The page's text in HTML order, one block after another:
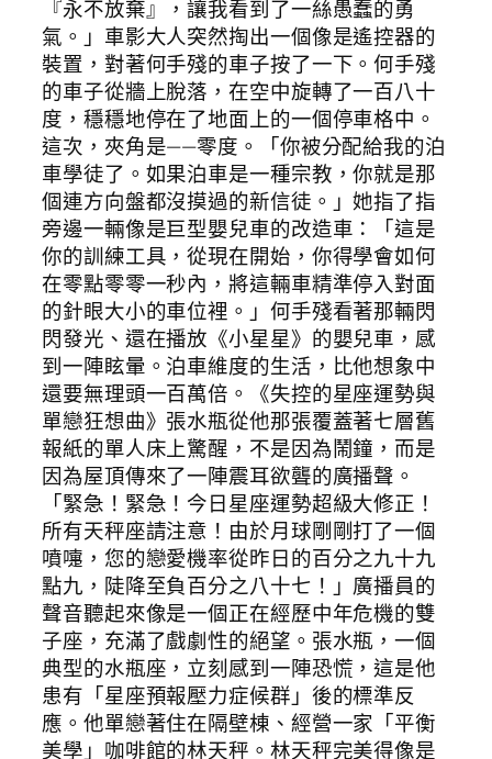
『永不放棄』，讓我看到了一絲愚蠢的勇
氣。」車影大人突然掏出一個像是遙控器的
裝置，對著何手殘的車子按了一下。何手殘
的車子從牆上脫落，在空中旋轉了一百八十
度，穩穩地停在了地面上的一個停車格中。
這次，夾角是——零度。「你被分配給我的泊
車學徒了。如果泊車是一種宗教，你就是那
個連方向盤都沒摸過的新信徒。」她指了指
旁邊一輛像是巨型嬰兒車的改造車：「這是
你的訓練工具，從現在開始，你得學會如何
在零點零零一秒內，將這輛車精準停入對面
的針眼大小的車位裡。」何手殘看著那輛閃
閃發光、還在播放《小星星》的嬰兒車，感
到一陣眩暈。泊車維度的生活，比他想象中
還要無理頭一百萬倍。《失控的星座運勢與
單戀狂想曲》張水瓶從他那張覆蓋著七層舊
報紙的單人床上驚醒，不是因為鬧鐘，而是
因為屋頂傳來了一陣震耳欲聾的廣播聲。
「緊急！緊急！今日星座運勢超級大修正！
所有天秤座請注意！由於月球剛剛打了一個
噴嚏，您的戀愛機率從昨日的百分之九十九
點九，陡降至負百分之八十七！」廣播員的
聲音聽起來像是一個正在經歷中年危機的雙
子座，充滿了戲劇性的絕望。張水瓶，一個
典型的水瓶座，立刻感到一陣恐慌，這是他
患有「星座預報壓力症候群」後的標準反
應。他單戀著住在隔壁棟、經營一家「平衡
美學」咖啡館的林天秤。林天秤完美得像是